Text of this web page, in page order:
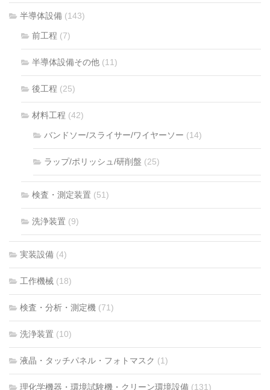
半導体設備 (143)
前工程 (7)
半導体設備その他 (11)
後工程 (25)
材料工程 (42)
バンドソー/スライサー/ワイヤーソー (14)
ラップ/ポリッシュ/研削盤 (25)
検査・測定装置 (51)
洗浄装置 (9)
実装設備 (4)
工作機械 (18)
検査・分析・測定機 (71)
洗浄装置 (10)
液晶・タッチパネル・フォトマスク (1)
理化学機器・環境試験機・クリーン環境設備 (131)